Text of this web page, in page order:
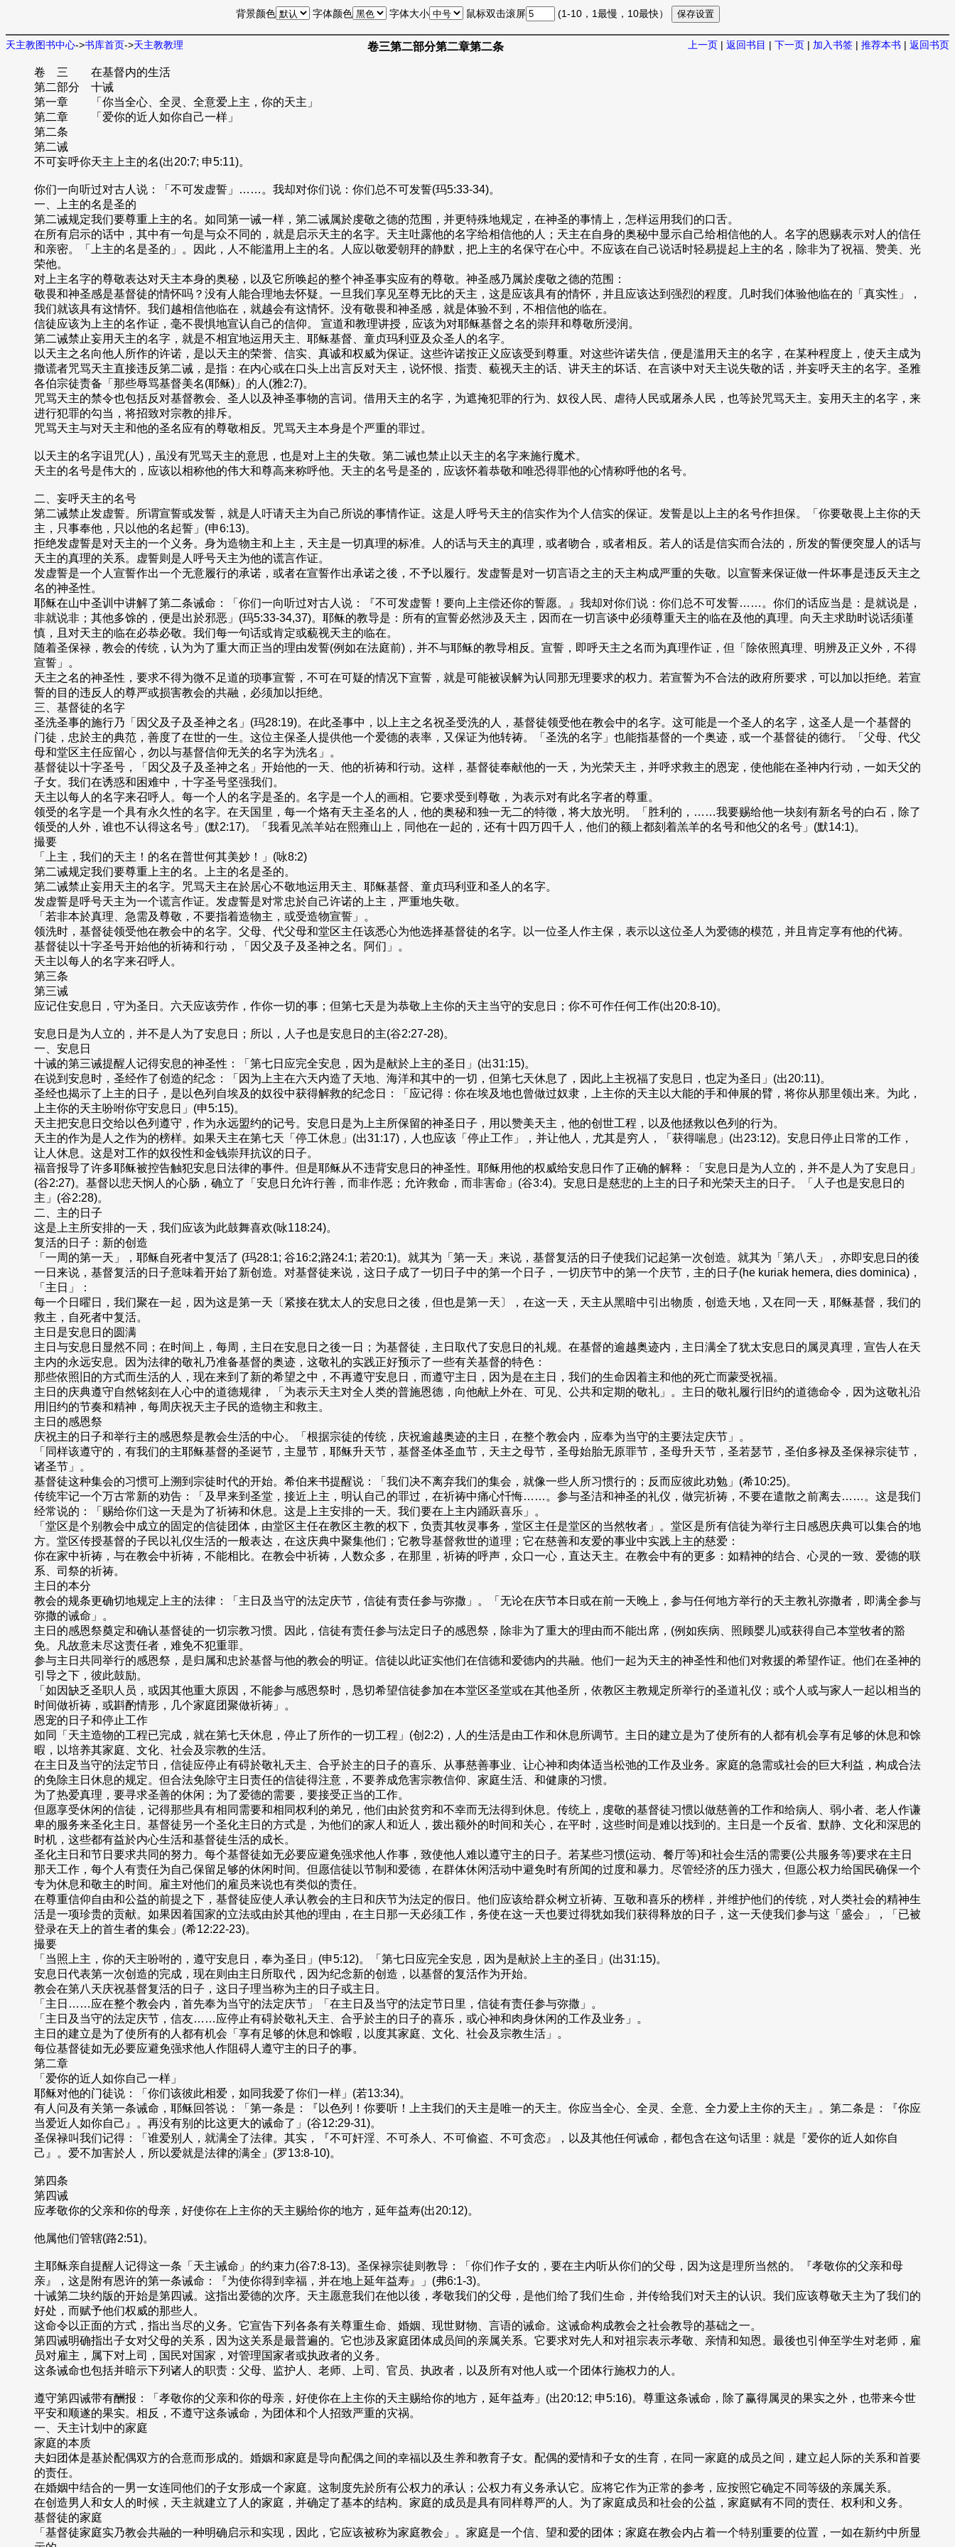
背景颜色 字体颜色 字体大小 鼠标双击滚屏 (1-10，1最慢，10最快）
天主教图书中心->书库首页->天主教教理 上一页 | 返回书目 | 下一页 | 加入书签 | 推荐本书 | 返回书页
卷三第二部分第二章第二条
卷 三 在基督内的生活
第二部分 十诫
第一章 「你当全心、全灵、全意爱上主，你的天主」
第二章 「爱你的近人如你自己一样」
第二条
第二诫
不可妄呼你天主上主的名(出20:7; 申5:11)。
你们一向听过对古人说：「不可发虚誓」……。我却对你们说：你们总不可发誓(玛5:33-34)。
一、上主的名是圣的
第二诫规定我们要尊重上主的名。如同第一诫一样，第二诫属於虔敬之德的范围，并更特殊地规定，在神圣的事情上，怎样运用我们的口舌。
在所有启示的话中，其中有一句是与众不同的，就是启示天主的名字。天主吐露他的名字给相信他的人；天主在自身的奥秘中显示自己给相信他的人。名字的恩赐表示对人的信任
和亲密。「上主的名是圣的」。因此，人不能滥用上主的名。人应以敬爱朝拜的静默，把上主的名保守在心中。不应该在自己说话时轻易提起上主的名，除非为了祝福、赞美、光
荣他。
对上主名字的尊敬表达对天主本身的奥秘，以及它所唤起的整个神圣事实应有的尊敬。神圣感乃属於虔敬之德的范围：
敬畏和神圣感是基督徒的情怀吗？没有人能合理地去怀疑。一旦我们享见至尊无比的天主，这是应该具有的情怀，并且应该达到强烈的程度。几时我们体验他临在的「真实性」，
我们就该具有这情怀。我们越相信他临在，就越会有这情怀。没有敬畏和神圣感，就是体验不到，不相信他的临在。
信徒应该为上主的名作证，毫不畏惧地宣认自己的信仰。 宣道和教理讲授，应该为对耶稣基督之名的崇拜和尊敬所浸润。
第二诫禁止妄用天主的名字，就是不相宜地运用天主、耶稣基督、童贞玛利亚及众圣人的名字。
以天主之名向他人所作的许诺，是以天主的荣誉、信实、真诚和权威为保证。这些许诺按正义应该受到尊重。对这些许诺失信，便是滥用天主的名字，在某种程度上，使天主成为
撒谎者咒骂天主直接违反第二诫，是指：在内心或在口头上出言反对天主，说怀恨、指责、藐视天主的话、讲天主的坏话、在言谈中对天主说失敬的话，并妄呼天主的名字。圣雅
各伯宗徒责备「那些辱骂基督美名(耶稣)」的人(雅2:7)。
咒骂天主的禁令也包括反对基督教会、圣人以及神圣事物的言词。借用天主的名字，为遮掩犯罪的行为、奴役人民、虐待人民或屠杀人民，也等於咒骂天主。妄用天主的名字，来
进行犯罪的勾当，将招致对宗教的排斥。
咒骂天主与对天主和他的圣名应有的尊敬相反。咒骂天主本身是个严重的罪过。
以天主的名字诅咒(人)，虽没有咒骂天主的意思，也是对上主的失敬。第二诫也禁止以天主的名字来施行魔术。
天主的名号是伟大的，应该以相称他的伟大和尊高来称呼他。天主的名号是圣的，应该怀着恭敬和唯恐得罪他的心情称呼他的名号。
二、妄呼天主的名号
第二诫禁止发虚誓。所谓宣誓或发誓，就是人吁请天主为自己所说的事情作证。这是人呼号天主的信实作为个人信实的保证。发誓是以上主的名号作担保。「你要敬畏上主你的天
主，只事奉他，只以他的名起誓」(申6:13)。
拒绝发虚誓是对天主的一个义务。身为造物主和上主，天主是一切真理的标准。人的话与天主的真理，或者吻合，或者相反。若人的话是信实而合法的，所发的誓便突显人的话与
天主的真理的关系。虚誓则是人呼号天主为他的谎言作证。
发虚誓是一个人宣誓作出一个无意履行的承诺，或者在宣誓作出承诺之後，不予以履行。发虚誓是对一切言语之主的天主构成严重的失敬。以宣誓来保证做一件坏事是违反天主之
名的神圣性。
耶稣在山中圣训中讲解了第二条诫命：「你们一向听过对古人说：『不可发虚誓！要向上主偿还你的誓愿。』我却对你们说：你们总不可发誓……。你们的话应当是：是就说是，
非就说非；其他多馀的，便是出於邪恶」(玛5:33-34,37)。耶稣的教导是：所有的宣誓必然涉及天主，因而在一切言谈中必须尊重天主的临在及他的真理。向天主求助时说话须谨
慎，且对天主的临在必恭必敬。我们每一句话或肯定或藐视天主的临在。
随着圣保禄，教会的传统，认为为了重大而正当的理由发誓(例如在法庭前)，并不与耶稣的教导相反。宣誓，即呼天主之名而为真理作证，但「除依照真理、明辨及正义外，不得
宣誓」。
天主之名的神圣性，要求不得为微不足道的琐事宣誓，不可在可疑的情况下宣誓，就是可能被误解为认同那无理要求的权力。若宣誓为不合法的政府所要求，可以加以拒绝。若宣
誓的目的违反人的尊严或损害教会的共融，必须加以拒绝。
三、基督徒的名字
圣洗圣事的施行乃「因父及子及圣神之名」(玛28:19)。在此圣事中，以上主之名祝圣受洗的人，基督徒领受他在教会中的名字。这可能是一个圣人的名字，这圣人是一个基督的
门徒，忠於主的典范，善度了在世的一生。这位主保圣人提供他一个爱德的表率，又保证为他转祷。「圣洗的名字」也能指基督的一个奥迹，或一个基督徒的德行。「父母、代父
母和堂区主任应留心，勿以与基督信仰无关的名字为洗名」。
基督徒以十字圣号，「因父及子及圣神之名」开始他的一天、他的祈祷和行动。这样，基督徒奉献他的一天，为光荣天主，并呼求救主的恩宠，使他能在圣神内行动，一如天父的
子女。我们在诱惑和困难中，十字圣号坚强我们。
天主以每人的名字来召呼人。每一个人的名字是圣的。名字是一个人的画相。它要求受到尊敬，为表示对有此名字者的尊重。
领受的名字是一个具有永久性的名字。在天国里，每一个烙有天主圣名的人，他的奥秘和独一无二的特徵，将大放光明。「胜利的，……我要赐给他一块刻有新名号的白石，除了
领受的人外，谁也不认得这名号」(默2:17)。「我看见羔羊站在熙雍山上，同他在一起的，还有十四万四千人，他们的额上都刻着羔羊的名号和他父的名号」(默14:1)。
撮要
「上主，我们的天主！的名在普世何其美妙！」(咏8:2)
第二诫规定我们要尊重上主的名。上主的名是圣的。
第二诫禁止妄用天主的名字。咒骂天主在於居心不敬地运用天主、耶稣基督、童贞玛利亚和圣人的名字。
发虚誓是呼号天主为一个谎言作证。发虚誓是对常忠於自己许诺的上主，严重地失敬。
「若非本於真理、急需及尊敬，不要指着造物主，或受造物宣誓」。
领洗时，基督徒领受他在教会中的名字。父母、代父母和堂区主任该悉心为他选择基督徒的名字。以一位圣人作主保，表示以这位圣人为爱德的模范，并且肯定享有他的代祷。
基督徒以十字圣号开始他的祈祷和行动，「因父及子及圣神之名。阿们」。
天主以每人的名字来召呼人。
第三条
第三诫
应记住安息日，守为圣日。六天应该劳作，作你一切的事；但第七天是为恭敬上主你的天主当守的安息日；你不可作任何工作(出20:8-10)。
安息日是为人立的，并不是人为了安息日；所以，人子也是安息日的主(谷2:27-28)。
一、安息日
十诫的第三诫提醒人记得安息的神圣性：「第七日应完全安息，因为是献於上主的圣日」(出31:15)。
在说到安息时，圣经作了创造的纪念：「因为上主在六天内造了天地、海洋和其中的一切，但第七天休息了，因此上主祝福了安息日，也定为圣日」(出20:11)。
圣经也揭示了上主的日子，是以色列自埃及的奴役中获得解救的纪念日：「应记得：你在埃及地也曾做过奴隶，上主你的天主以大能的手和伸展的臂，将你从那里领出来。为此，
上主你的天主吩咐你守安息日」(申5:15)。
天主把安息日交给以色列遵守，作为永远盟约的记号。安息日是为上主所保留的神圣日子，用以赞美天主，他的创世工程，以及他拯救以色列的行为。
天主的作为是人之作为的榜样。如果天主在第七天「停工休息」(出31:17)，人也应该「停止工作」，并让他人，尤其是穷人，「获得喘息」(出23:12)。安息日停止日常的工作，
让人休息。这是对工作的奴役性和金钱崇拜抗议的日子。
福音报导了许多耶稣被控告触犯安息日法律的事件。但是耶稣从不违背安息日的神圣性。耶稣用他的权威给安息日作了正确的解释：「安息日是为人立的，并不是人为了安息日」
(谷2:27)。基督以悲天悯人的心肠，确立了「安息日允许行善，而非作恶；允许救命，而非害命」(谷3:4)。安息日是慈悲的上主的日子和光荣天主的日子。「人子也是安息日的
主」(谷2:28)。
二、主的日子
这是上主所安排的一天，我们应该为此鼓舞喜欢(咏118:24)。
复活的日子：新的创造
「一周的第一天」，耶稣自死者中复活了 (玛28:1; 谷16:2;路24:1; 若20:1)。就其为「第一天」来说，基督复活的日子使我们记起第一次创造。就其为「第八天」，亦即安息日的後
一日来说，基督复活的日子意味着开始了新创造。对基督徒来说，这日子成了一切日子中的第一个日子，一切庆节中的第一个庆节，主的日子(he kuriak hemera, dies dominica)，
「主日」：
每一个日曜日，我们聚在一起，因为这是第一天〔紧接在犹太人的安息日之後，但也是第一天〕，在这一天，天主从黑暗中引出物质，创造天地，又在同一天，耶稣基督，我们的
救主，自死者中复活。
主日是安息日的圆满
主日与安息日显然不同；在时间上，每周，主日在安息日之後一日；为基督徒，主日取代了安息日的礼规。在基督的逾越奥迹内，主日满全了犹太安息日的属灵真理，宣告人在天
主内的永远安息。因为法律的敬礼乃准备基督的奥迹，这敬礼的实践正好预示了一些有关基督的特色：
那些依照旧的方式而生活的人，现在来到了新的希望之中，不再遵守安息日，而遵守主日，因为是在主日，我们的生命因着主和他的死亡而蒙受祝福。
主日的庆典遵守自然铭刻在人心中的道德规律，「为表示天主对全人类的普施恩德，向他献上外在、可见、公共和定期的敬礼」。主日的敬礼履行旧约的道德命令，因为这敬礼沿
用旧约的节奏和精神，每周庆祝天主子民的造物主和救主。
主日的感恩祭
庆祝主的日子和举行主的感恩祭是教会生活的中心。「根据宗徒的传统，庆祝逾越奥迹的主日，在整个教会内，应奉为当守的主要法定庆节」。
「同样该遵守的，有我们的主耶稣基督的圣诞节，主显节，耶稣升天节，基督圣体圣血节，天主之母节，圣母始胎无原罪节，圣母升天节，圣若瑟节，圣伯多禄及圣保禄宗徒节，
诸圣节」。
基督徒这种集会的习惯可上溯到宗徒时代的开始。希伯来书提醒说：「我们决不离弃我们的集会，就像一些人所习惯行的；反而应彼此劝勉」(希10:25)。
传统牢记一个万古常新的劝告：「及早来到圣堂，接近上主，明认自己的罪过，在祈祷中痛心忏悔……。参与圣洁和神圣的礼仪，做完祈祷，不要在遣散之前离去……。这是我们
经常说的：「赐给你们这一天是为了祈祷和休息。这是上主安排的一天。我们要在上主内踊跃喜乐」。
「堂区是个别教会中成立的固定的信徒团体，由堂区主任在教区主教的权下，负责其牧灵事务，堂区主任是堂区的当然牧者」。堂区是所有信徒为举行主日感恩庆典可以集合的地
方。堂区传授基督的子民以礼仪生活的一般表达，在这庆典中聚集他们；它教导基督救世的道理；它在慈善和友爱的事业中实践上主的慈爱：
你在家中祈祷，与在教会中祈祷，不能相比。在教会中祈祷，人数众多，在那里，祈祷的呼声，众口一心，直达天主。在教会中有的更多：如精神的结合、心灵的一致、爱德的联
系、司祭的祈祷。
主日的本分
教会的规条更确切地规定上主的法律：「主日及当守的法定庆节，信徒有责任参与弥撒」。「无论在庆节本日或在前一天晚上，参与任何地方举行的天主教礼弥撒者，即满全参与
弥撒的诫命」。
主日的感恩祭奠定和确认基督徒的一切宗教习惯。因此，信徒有责任参与法定日子的感恩祭，除非为了重大的理由而不能出席，(例如疾病、照顾婴儿)或获得自己本堂牧者的豁
免。凡故意未尽这责任者，难免不犯重罪。
参与主日共同举行的感恩祭，是归属和忠於基督与他的教会的明证。信徒以此证实他们在信德和爱德内的共融。他们一起为天主的神圣性和他们对救援的希望作证。他们在圣神的
引导之下，彼此鼓励。
「如因缺乏圣职人员，或因其他重大原因，不能参与感恩祭时，恳切希望信徒参加在本堂区圣堂或在其他圣所，依教区主教规定所举行的圣道礼仪；或个人或与家人一起以相当的
时间做祈祷，或斟酌情形，几个家庭团聚做祈祷」。
恩宠的日子和停止工作
如同「天主造物的工程已完成，就在第七天休息，停止了所作的一切工程」(创2:2)，人的生活是由工作和休息所调节。主日的建立是为了使所有的人都有机会享有足够的休息和馀
暇，以培养其家庭、文化、社会及宗教的生活。
在主日及当守的法定节日，信徒应停止有碍於敬礼天主、合乎於主的日子的喜乐、从事慈善事业、让心神和肉体适当松弛的工作及业务。家庭的急需或社会的巨大利益，构成合法
的免除主日休息的规定。但合法免除守主日责任的信徒得注意，不要养成危害宗教信仰、家庭生活、和健康的习惯。
为了热爱真理，要寻求圣善的休闲；为了爱德的需要，要接受正当的工作。
但愿享受休闲的信徒，记得那些具有相同需要和相同权利的弟兄，他们由於贫穷和不幸而无法得到休息。传统上，虔敬的基督徒习惯以做慈善的工作和给病人、弱小者、老人作谦
卑的服务来圣化主日。基督徒另一个圣化主日的方式是，为他们的家人和近人，拨出额外的时间和关心，在平时，这些时间是难以找到的。主日是一个反省、默静、文化和深思的
时机，这些都有益於内心生活和基督徒生活的成长。
圣化主日和节日要求共同的努力。每个基督徒如无必要应避免强求他人作事，致使他人难以遵守主的日子。若某些习惯(运动、餐厅等)和社会生活的需要(公共服务等)要求在主日
那天工作，每个人有责任为自己保留足够的休闲时间。但愿信徒以节制和爱德，在群体休闲活动中避免时有所闻的过度和暴力。尽管经济的压力强大，但愿公权力给国民确保一个
专为休息和敬主的时间。雇主对他们的雇员来说也有类似的责任。
在尊重信仰自由和公益的前提之下，基督徒应使人承认教会的主日和庆节为法定的假日。他们应该给群众树立祈祷、互敬和喜乐的榜样，并维护他们的传统，对人类社会的精神生
活是一项珍贵的贡献。如果因着国家的立法或由於其他的理由，在主日那一天必须工作，务使在这一天也要过得犹如我们获得释放的日子，这一天使我们参与这「盛会」，「已被
登录在天上的首生者的集会」(希12:22-23)。
撮要
「当照上主，你的天主吩咐的，遵守安息日，奉为圣日」(申5:12)。「第七日应完全安息，因为是献於上主的圣日」(出31:15)。
安息日代表第一次创造的完成，现在则由主日所取代，因为纪念新的创造，以基督的复活作为开始。
教会在第八天庆祝基督复活的日子，这日子理当称为主的日子或主日。
「主日……应在整个教会内，首先奉为当守的法定庆节」「在主日及当守的法定节日里，信徒有责任参与弥撒」。
「主日及当守的法定庆节，信友……应停止有碍於敬礼天主、合乎於主的日子的喜乐，或心神和肉身休闲的工作及业务」。
主日的建立是为了使所有的人都有机会「享有足够的休息和馀暇，以度其家庭、文化、社会及宗教生活」。
每位基督徒如无必要应避免强求他人作阻碍人遵守主的日子的事。
第二章
「爱你的近人如你自己一样」
耶稣对他的门徒说：「你们该彼此相爱，如同我爱了你们一样」(若13:34)。
有人问及有关第一条诫命，耶稣回答说：「第一条是：『以色列！你要听！上主我们的天主是唯一的天主。你应当全心、全灵、全意、全力爱上主你的天主』。第二条是：『你应
当爱近人如你自己』。再没有别的比这更大的诫命了」(谷12:29-31)。
圣保禄叫我们记得：「谁爱别人，就满全了法律。其实，『不可奸淫、不可杀人、不可偷盗、不可贪恋』，以及其他任何诫命，都包含在这句话里：就是『爱你的近人如你自
己』。爱不加害於人，所以爱就是法律的满全」(罗13:8-10)。
第四条
第四诫
应孝敬你的父亲和你的母亲，好使你在上主你的天主赐给你的地方，延年益寿(出20:12)。
他属他们管辖(路2:51)。
主耶稣亲自提醒人记得这一条「天主诫命」的约束力(谷7:8-13)。圣保禄宗徒则教导：「你们作子女的，要在主内听从你们的父母，因为这是理所当然的。『孝敬你的父亲和母
亲』，这是附有恩许的第一条诫命：『为使你得到幸福，并在地上延年益寿』」(弗6:1-3)。
十诫第二块约版的开始是第四诫。这指出爱德的次序。天主愿意我们在他以後，孝敬我们的父母，是他们给了我们生命，并传给我们对天主的认识。我们应该尊敬天主为了我们的
好处，而赋予他们权威的那些人。
这命令以正面的方式，指出当尽的义务。它宣告下列各条有关尊重生命、婚姻、现世财物、言语的诫命。这诫命构成教会之社会教导的基础之一。
第四诫明确指出子女对父母的关系，因为这关系是最普遍的。它也涉及家庭团体成员间的亲属关系。它要求对先人和对祖宗表示孝敬、亲情和知恩。最後也引伸至学生对老师，雇
员对雇主，属下对上司，国民对国家，对管理国家者或执政者的义务。
这条诫命也包括并暗示下列诸人的职责：父母、监护人、老师、上司、官员、执政者，以及所有对他人或一个团体行施权力的人。
遵守第四诫带有酬报：「孝敬你的父亲和你的母亲，好使你在上主你的天主赐给你的地方，延年益寿」(出20:12; 申5:16)。尊重这条诫命，除了赢得属灵的果实之外，也带来今世
平安和顺遂的果实。相反，不遵守这条诫命，为团体和个人招致严重的灾祸。
一、天主计划中的家庭
家庭的本质
夫妇团体是基於配偶双方的合意而形成的。婚姻和家庭是导向配偶之间的幸福以及生养和教育子女。配偶的爱情和子女的生育，在同一家庭的成员之间，建立起人际的关系和首要
的责任。
在婚姻中结合的一男一女连同他们的子女形成一个家庭。这制度先於所有公权力的承认；公权力有义务承认它。应将它作为正常的参考，应按照它确定不同等级的亲属关系。
在创造男人和女人的时候，天主就建立了人的家庭，并确定了基本的结构。家庭的成员是具有同样尊严的人。为了家庭成员和社会的公益，家庭赋有不同的责任、权利和义务。
基督徒的家庭
「基督徒家庭实乃教会共融的一种明确启示和实现，因此，它应该被称为家庭教会」。家庭是一个信、望和爱的团体；家庭在教会内占着一个特别重要的位置，一如在新约中所显